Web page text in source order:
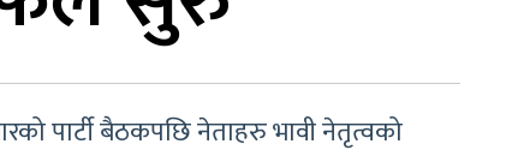
पार्टी बैठकपछि नेताहरु भावी नेतृत्वको